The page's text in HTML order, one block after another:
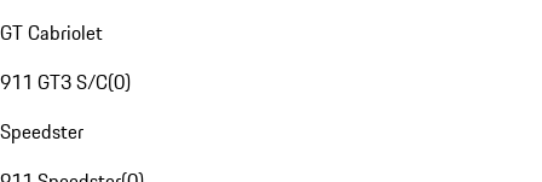
GT Cabriolet
911 GT3 S/C(0)
Speedster